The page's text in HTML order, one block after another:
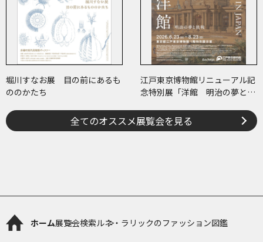
堀川すなお展 目の前にあるも
ののかたち
江戸東京博物館リニューアル記
念特別展「洋館 明治の夢と挑
全てのオススメ展覧会を見る
ホーム展覧会検索ルネ・ラリックのファッション図鑑